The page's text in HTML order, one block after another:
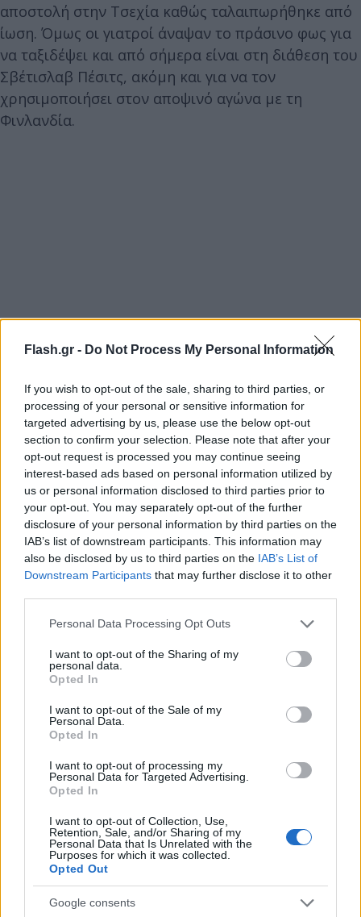
Flash.gr - Do Not Process My Personal Information
If you wish to opt-out of the sale, sharing to third parties, or
processing of your personal or sensitive information for
targeted advertising by us, please use the below opt-out
section to confirm your selection. Please note that after your
opt-out request is processed you may continue seeing
interest-based ads based on personal information utilized by
us or personal information disclosed to third parties prior to
your opt-out. You may separately opt-out of the further
disclosure of your personal information by third parties on the
IAB’s list of downstream participants. This information may
also be disclosed by us to third parties on the IAB’s List of
Downstream Participants that may further disclose it to other
Please note that this website/app uses one or more Google
not limited to your visit or usage behaviour. You may click to
grant or deny consent to Google and its third-party tags to
use your data for below specified purposes in below Google
consent section.
Personal Data Processing Opt Outs
I want to opt-out of the Sharing of my
personal data.
Opted In
I want to opt-out of the Sale of my
Personal Data.
Opted In
I want to opt-out of processing my
Personal Data for Targeted Advertising.
Opted In
I want to opt-out of Collection, Use,
Retention, Sale, and/or Sharing of my
Personal Data that Is Unrelated with the
Purposes for which it was collected.
Opted Out
Google consents
αποστολή στην Τσεχία καθώς ταλαιπωρήθηκε από
ίωση. Όμως οι γιατροί άναψαν το πράσινο φως για
να ταξιδέψει και από σήμερα είναι στη διάθεση του
Σβέτισλαβ Πέσιτς, ακόμη και για να τον
χρησιμοποιήσει στον αποψινό αγώνα με τη
Φινλανδία.
«Νιώθω πολύ καλά και ανυπομονώ να αρχίσω τη
γιατί ήθελα να βοηθήσω την ομάδα από την πρώτη
μέρα. Όμως ό,τι έγινε… πέρασε, τώρα είμαι εδώ και
προχωράμε. Δεν ξέρω ποιο είναι το πλάνο του
προπονητή για μένα. Η ομάδα πάντως παίζει καλά
Μιλουτίνοφ.
Κάνε κλικ και δες περισσότερο
Flash.grστην αναζήτηση της